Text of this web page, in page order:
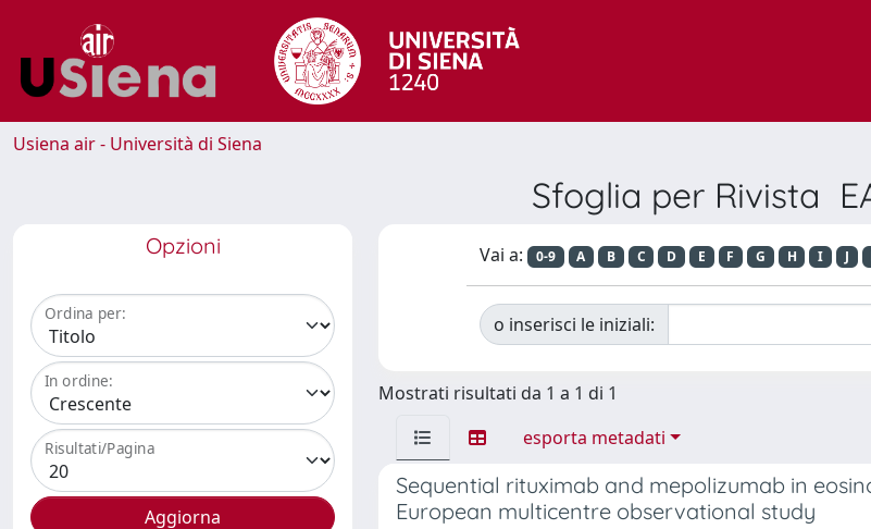
Usiena air - Università di Siena
Sfoglia per Rivista
Opzioni
Ordina per:
In ordine:
Risultati/Pagina
Vai a: 0-9 A B C D E F G H I J
o inserisci le iniziali:
Mostrati risultati da 1 a 1 di 1
esporta metadati
Sequential rituximab and mepolizumab in
European multicentre observational study